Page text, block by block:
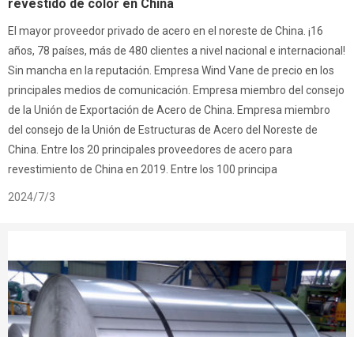
revestido de color en China
El mayor proveedor privado de acero en el noreste de China. ¡16
años, 78 países, más de 480 clientes a nivel nacional e internacional!
Sin mancha en la reputación. Empresa Wind Vane de precio en los
principales medios de comunicación. Empresa miembro del consejo
de la Unión de Exportación de Acero de China. Empresa miembro
del consejo de la Unión de Estructuras de Acero del Noreste de
China. Entre los 20 principales proveedores de acero para
revestimiento de China en 2019. Entre los 100 principa
2024/7/3